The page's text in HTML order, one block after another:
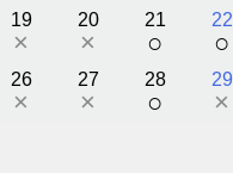
19
×
20
×
21
○
22
○
26
×
27
×
28
○
29
×